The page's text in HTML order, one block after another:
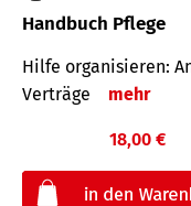
Handbuch Pflege
Hilfe organisieren:
Verträge
mehr
18,00 €